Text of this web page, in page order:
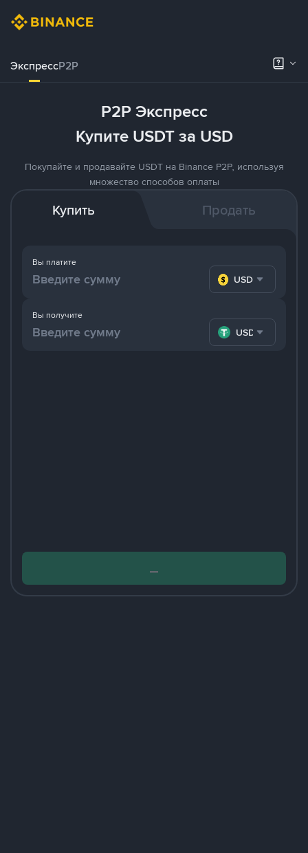
ЭкспрессP2P
P2P Экспресс
Купите USDT за USD
Покупайте и продавайте USDT на Binance P2P, используя
множество способов оплаты
Купить Продать
Вы платите
USD
Вы получите
USDT